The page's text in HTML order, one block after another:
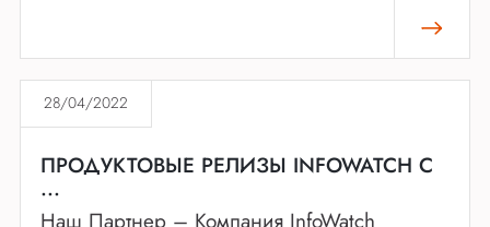
28/04/2022
ПРОДУКТОВЫЕ РЕЛИЗЫ INFOWATCH С
...
Наш Партнер – Компания InfoWatch